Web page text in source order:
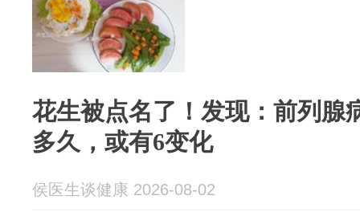
花生被点名了！发现：前列腺
多久，或有6变化
侯医生谈健康 2026-08-02